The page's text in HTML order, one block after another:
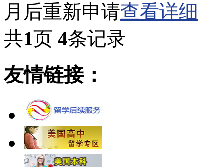
月后重新申请查看详细
共1页 4条记录
友情链接：